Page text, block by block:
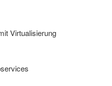
Virtualisierung